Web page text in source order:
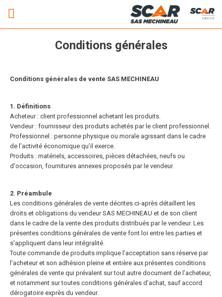
Adhérent
Conditions générales
Conditions générales de vente SAS MECHINEAU
1. Définitions
Acheteur : client professionnel achetant les produits.
Vendeur : fournisseur des produits achetés par le client professionnel.
Professionnel : personne physique ou morale agissant dans le cadre
de l’activité économique qu’il exerce.
Produits : matériels, accessoires, pièces détachées, neufs ou
d'occasion, fournitures annexes proposés par le vendeur.
2. Préambule
Les conditions générales de vente décrites ci-après détaillent les
droits et obligations du vendeur SAS MECHINEAU et de son client
dans le cadre de la vente des produits distribués par le vendeur. Les
présentes conditions générales de vente font loi entre les parties et
s'appliquent dans leur intégralité.
Toute commande de produits implique l’acceptation sans réserve par
l’acheteur et son adhésion pleine et entière aux présentes conditions
générales de vente qui prévalent sur tout autre document de l’acheteur,
et notamment sur toutes conditions générales d’achat, sauf accord
dérogatoire exprès du vendeur.